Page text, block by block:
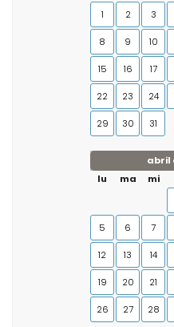
1 2 3
8 9 10
15 16 17
22 23 24
29 30 31
abril
lu
ma mi
5 6 7
12 13 14
19 20 21
26 27 28